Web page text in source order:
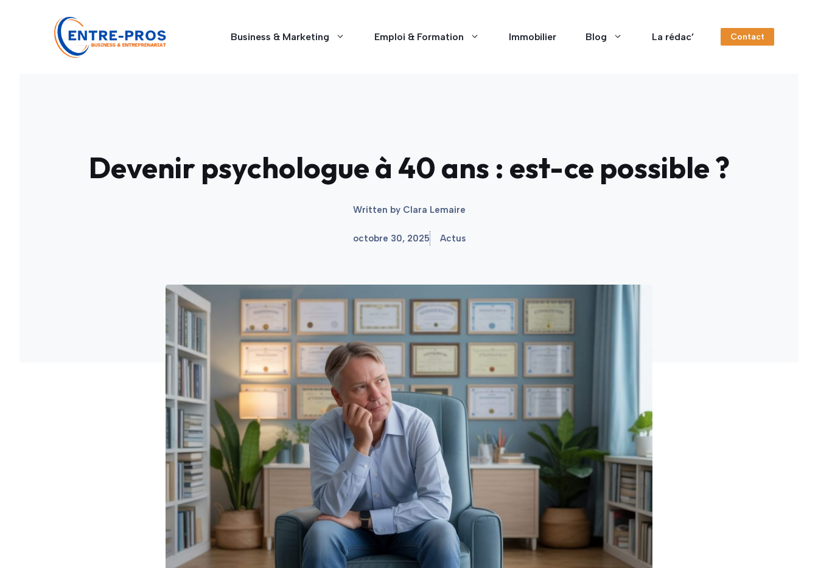
Business & Marketing Emploi & Formation Immobilier Blog La rédac’ Contact
Devenir psychologue à 40 ans : est-ce possible ?
Written by Clara Lemaire
octobre 30, 2025 Actus